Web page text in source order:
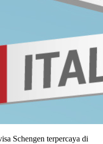
Schengen terpercaya di